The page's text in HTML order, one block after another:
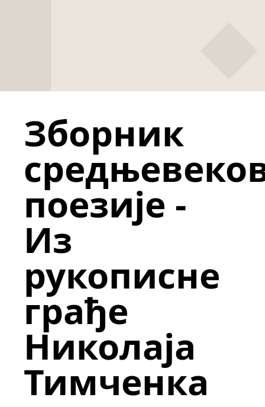
Зборник
поезије -
Из
рукописне
грађе
Николаја
Тимченка